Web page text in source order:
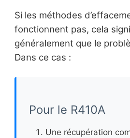
Si les méthodes
fonctionnent pas, cela
généralement que le
Dans ce cas :
Pour le R410A
Une récupération